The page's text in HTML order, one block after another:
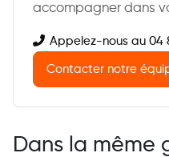
accompagner dans
Appelez-nous au 04
Contacter notre
Dans la même